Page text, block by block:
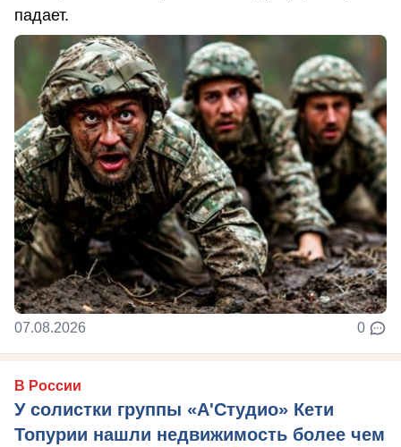
падает.
07.08.2026 0
В России
У солистки группы «А'Студио» Кети
Топурии нашли недвижимость более чем